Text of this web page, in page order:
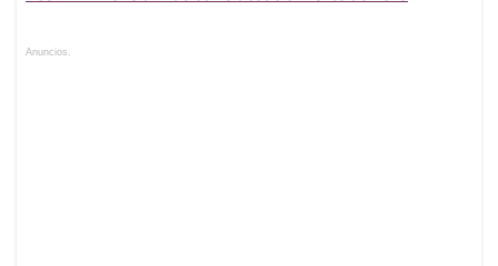
Anuncios.